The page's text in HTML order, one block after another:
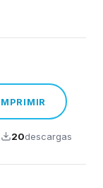
20descargas